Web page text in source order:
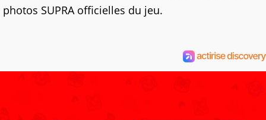
photos SUPRA officielles du jeu.